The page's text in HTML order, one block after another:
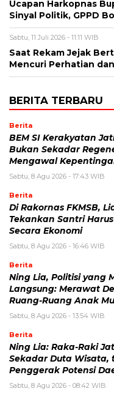
Ucapan Harkopnas
Sinyal Politik, GPPD
Sabtu, 11 Juli 2026 - 11:11 WIB
Saat Rekam Jejak
Mencuri Perhatian
BERITA TERBARU
Berita
BEM SI Kerakyatan
Bukan Sekadar
Mengawal
Sabtu, 8 Agu 2026 - 17:43 WIB
Berita
Di Rakornas FKMSB,
Tekankan Santri
Secara Ekonomi
Sabtu, 8 Agu 2026 - 16:46 WIB
Berita
Ning Lia, Politisi yang
Langsung: Merawat
Ruang-Ruang Anak
Sabtu, 8 Agu 2026 - 13:54 WIB
Berita
Ning Lia: Raka-Raki
Sekadar Duta Wisata,
Penggerak Potensi
Sabtu, 8 Agu 2026 - 08:42 WIB